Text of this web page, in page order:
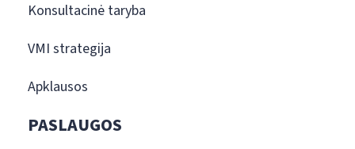
Konsultacinė taryba
VMI strategija
Apklausos
PASLAUGOS